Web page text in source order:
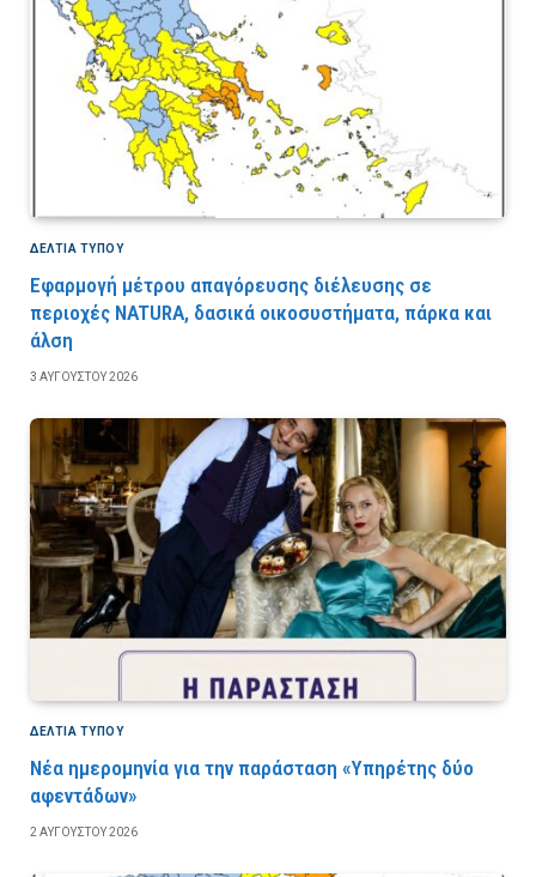
ΔΕΛΤΙΑ ΤΥΠΟΥ
Εφαρμογή μέτρου απαγόρευσης διέλευσης σε
περιοχές NATURA, δασικά οικοσυστήματα, πάρκα και
άλση
3 ΑΥΓΟΎΣΤΟΥ 2026
ΔΕΛΤΙΑ ΤΥΠΟΥ
Νέα ημερομηνία για την παράσταση «Υπηρέτης δύο
αφεντάδων»
2 ΑΥΓΟΎΣΤΟΥ 2026